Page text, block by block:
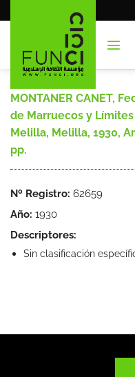
al
MONTANER CANET,
de Marruecos y
Melilla, Melilla, 1930,
pp.
Nº Registro: 62659
Año: 1930
Descriptores:
Sin clasificación